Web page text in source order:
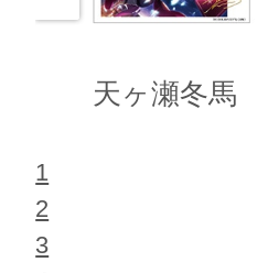
天ヶ瀬冬馬
1
2
3